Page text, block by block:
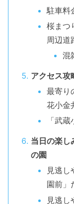
駐車料
桜まつ
周辺道
混
アクセス攻
最寄り
花小金
「武
当日の楽し
の園
見逃し
園前」
見逃し